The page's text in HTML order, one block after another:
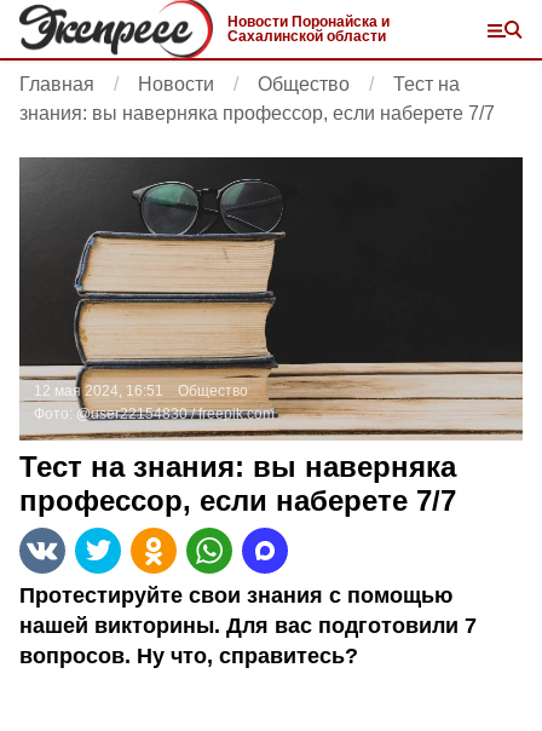
Новости Поронайска и
Сахалинской области
Главная Новости Общество
Тест на
знания: вы наверняка профессор, если наберете 7/7
12 мая 2024, 16:51
Общество
Фото: @user22154830 /freepik.com
Тест на знания: вы наверняка
профессор, если наберете 7/7
Протестируйте свои знания с помощью
нашей викторины. Для вас подготовили 7
вопросов. Ну что, справитесь?